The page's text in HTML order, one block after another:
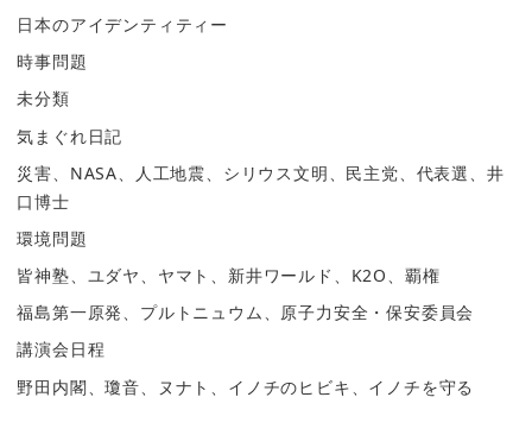
日本のアイデンティティー
時事問題
未分類
気まぐれ日記
災害、NASA、人工地震、シリウス文明、民主党、代表選、井
口博士
環境問題
皆神塾、ユダヤ、ヤマト、新井ワールド、K2O、覇権
福島第一原発、プルトニュウム、原子力安全・保安委員会
講演会日程
野田内閣、瓊音、ヌナト、イノチのヒビキ、イノチを守る